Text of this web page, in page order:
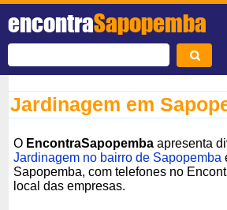
encontraSapopemba
Jardinagem em
O EncontraSapopemba apresenta
Jardinagem no bairro de Sapopemba
Sapopemba, com telefones no
local das empresas.